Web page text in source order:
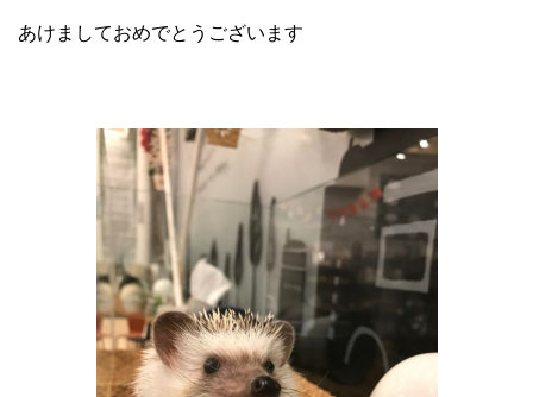
あけましておめでとうございます